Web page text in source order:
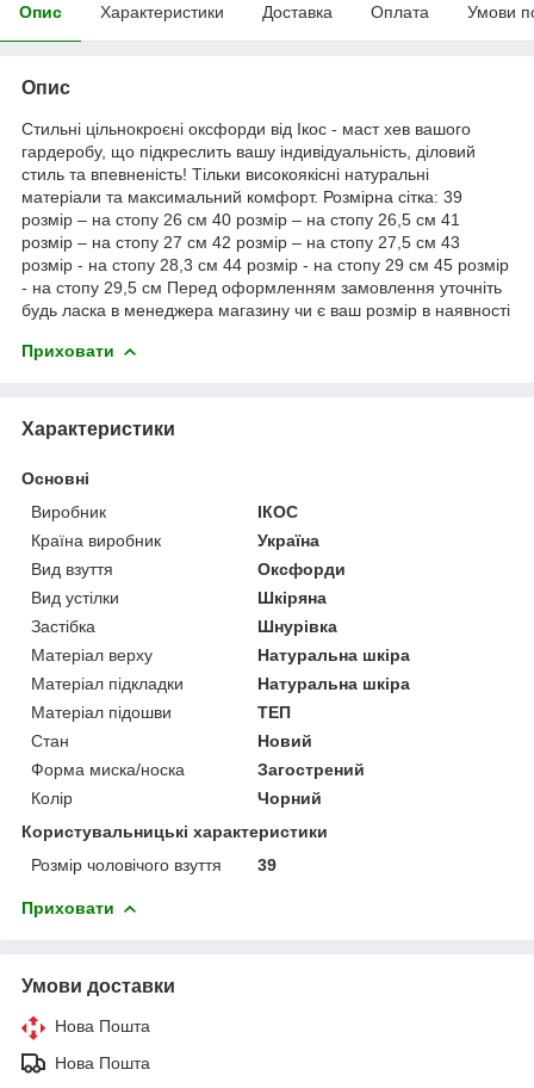
Опис Характеристики Доставка Оплата Умови
Опис
Стильні цільнокроєні оксфорди від Ікос - маст хев вашого
гардеробу, що підкреслить вашу індивідуальність, діловий
стиль та впевненість! Тільки високоякісні натуральні
матеріали та максимальний комфорт. Розмірна сітка: 39
розмір – на стопу 26 см 40 розмір – на стопу 26,5 см 41
розмір – на стопу 27 см 42 розмір – на стопу 27,5 см 43
розмір - на стопу 28,3 см 44 розмір - на стопу 29 см 45 розмір
- на стопу 29,5 см Перед оформленням замовлення уточніть
будь ласка в менеджера магазину чи є ваш розмір в наявності
Приховати
Характеристики
Основні
Виробник
ІКОС
Країна виробник
Україна
Вид взуття
Оксфорди
Вид устілки
Шкіряна
Застібка
Шнурівка
Матеріал верху
Натуральна шкіра
Матеріал підкладки
Натуральна шкіра
Матеріал підошви
ТЕП
Стан
Новий
Форма миска/носка
Загострений
Колір
Чорний
Користувальницькі характеристики
Розмір чоловічого взуття
39
Приховати
Умови доставки
Нова Пошта
Нова Пошта